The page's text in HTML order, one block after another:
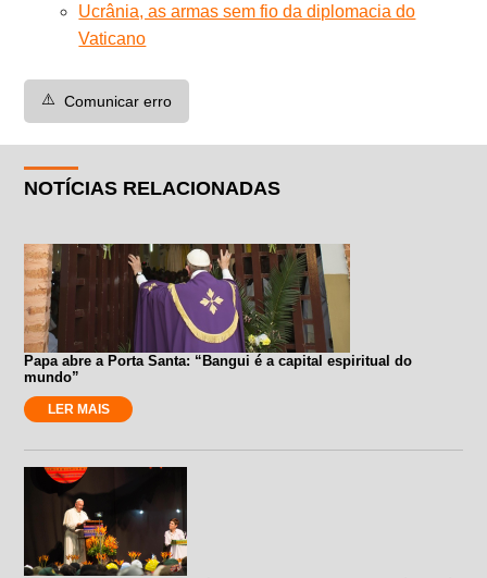
Ucrânia, as armas sem fio da diplomacia do
Vaticano
⚠️ Comunicar erro
NOTÍCIAS RELACIONADAS
Papa abre a Porta Santa: “Bangui é a capital espiritual do
mundo”
LER MAIS